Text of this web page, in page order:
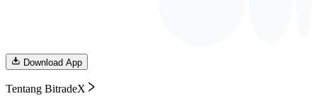
Download App
Tentang BitradeX